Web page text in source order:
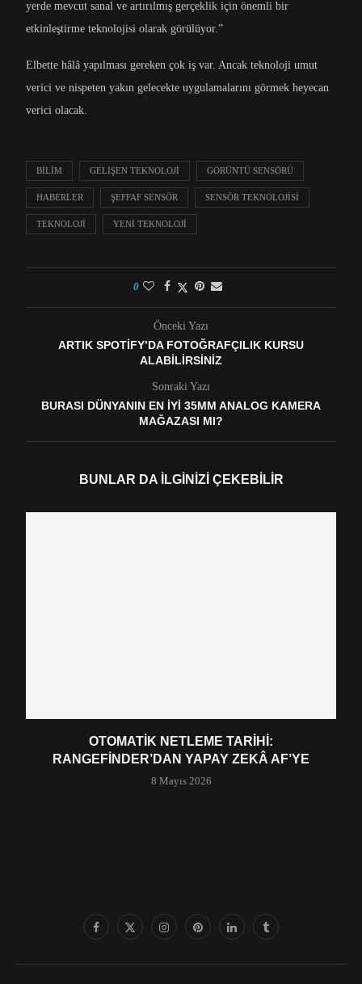
yerde mevcut sanal ve artırılmış gerçeklik için önemli bir
etkinleştirme teknolojisi olarak görülüyor.”
Elbette hâlâ yapılması gereken çok iş var. Ancak teknoloji umut
verici ve nispeten yakın gelecekte uygulamalarını görmek heyecan
verici olacak.
BILIM GELIŞEN TEKNOLOJI GÖRÜNTÜ SENSÖRÜ
HABERLER ŞEFFAF SENSÖR SENSÖR TEKNOLOJISI
TEKNOLOJI YENI TEKNOLOJI
0
Önceki Yazı
ARTIK SPOTIFY’DA FOTOĞRAFÇILIK KURSU
ALABILIRSINIZ
Sonraki Yazı
BURASI DÜNYANIN EN İYI 35MM ANALOG KAMERA
MAĞAZASI MI?
BUNLAR DA İLGINIZI ÇEKEBILIR
OTOMATIK NETLEME TARIHI:
RANGEFINDER’DAN YAPAY ZEKÂ AF’YE
8 Mayıs 2026